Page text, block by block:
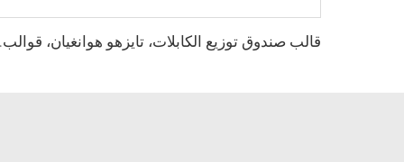
قالب صندوق